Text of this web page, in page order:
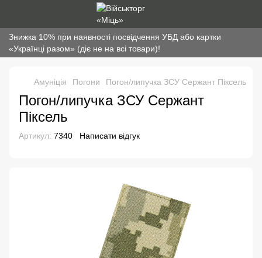
Знижка 10% при наявності посвідчення УБД або картки
«Українці разом» (діє не на всі товари)!
Амуніція Погони Погон/липучка ЗСУ Сержант Піксель
Погон/липучка ЗСУ Сержант
Піксель
Артикул: 7340 Написати відгук